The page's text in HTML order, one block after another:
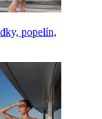
popelín,